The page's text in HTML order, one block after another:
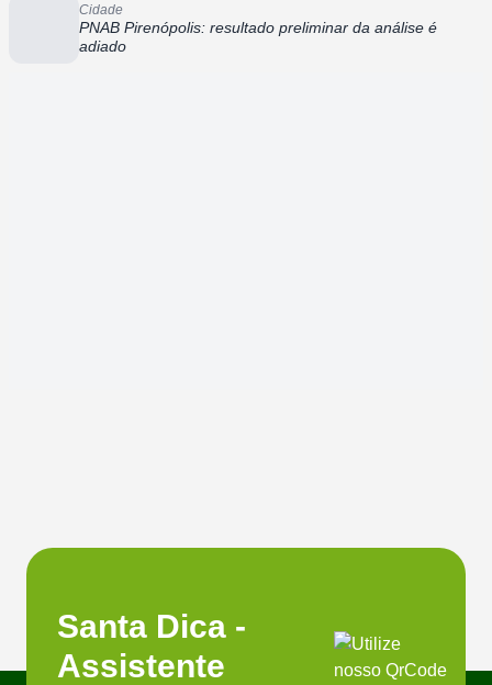
Cidade
PNAB Pirenópolis: resultado preliminar da análise é
adiado
Santa Dica -
Assistente